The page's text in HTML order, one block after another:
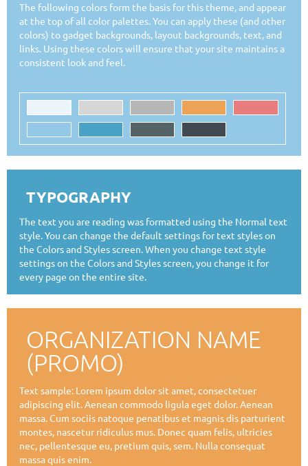
The following colors form the basis for this theme, and appear
at the top of all color palettes. You can apply these (and other
colors) to gadget backgrounds, layout backgrounds, text, and
links. Using these colors will ensure that your site maintains a
consistent look and feel.
TYPOGRAPHY
The text you are reading was formatted using the Normal text
style. You can change the default settings for text styles on
the Colors and Styles screen. When you change text style
settings on the Colors and Styles screen, you change it for
every page on the entire site.
ORGANIZATION NAME
(PROMO)
Text sample: Lorem ipsum dolor sit amet, consectetuer
adipiscing elit. Aenean commodo ligula eget dolor. Aenean
massa. Cum sociis natoque penatibus et magnis dis parturient
montes, nascetur ridiculus mus. Donec quam felis, ultricies
nec, pellentesque eu, pretium quis, sem. Nulla consequat
massa quis enim.